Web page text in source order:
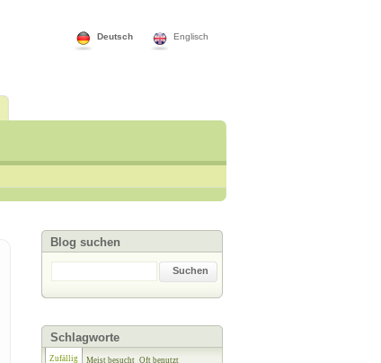
Englisch
Deutsch
Blog suchen
Suchen
Schlagworte
Zufällig Meist besucht Oft benutzt